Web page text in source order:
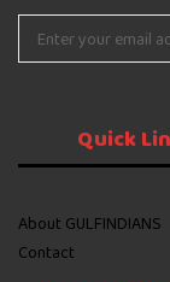
Quick
About GULFINDIANS
Contact